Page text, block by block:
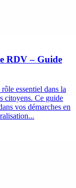
RDV – Guide
essentiel dans la
citoyens. Ce guide
vos démarches en